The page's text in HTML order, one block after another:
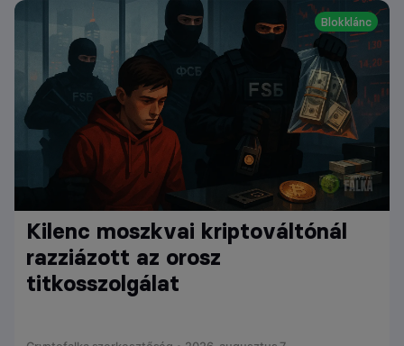
Blokklánc
Kilenc moszkvai kriptováltónál
razziázott az orosz
titkosszolgálat